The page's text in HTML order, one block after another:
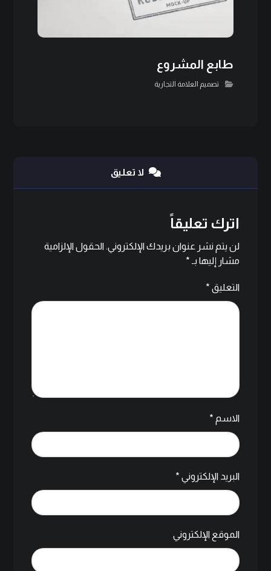
طابع المشروع
تصميم العلامة التجارية
لا تعليق
اترك تعليقاً
لن يتم نشر عنوان بريدك الإلكتروني. الحقول الإلزامية
مشار إليها بـ *
التعليق *
الاسم *
البريد الإلكتروني *
الموقع الإلكتروني